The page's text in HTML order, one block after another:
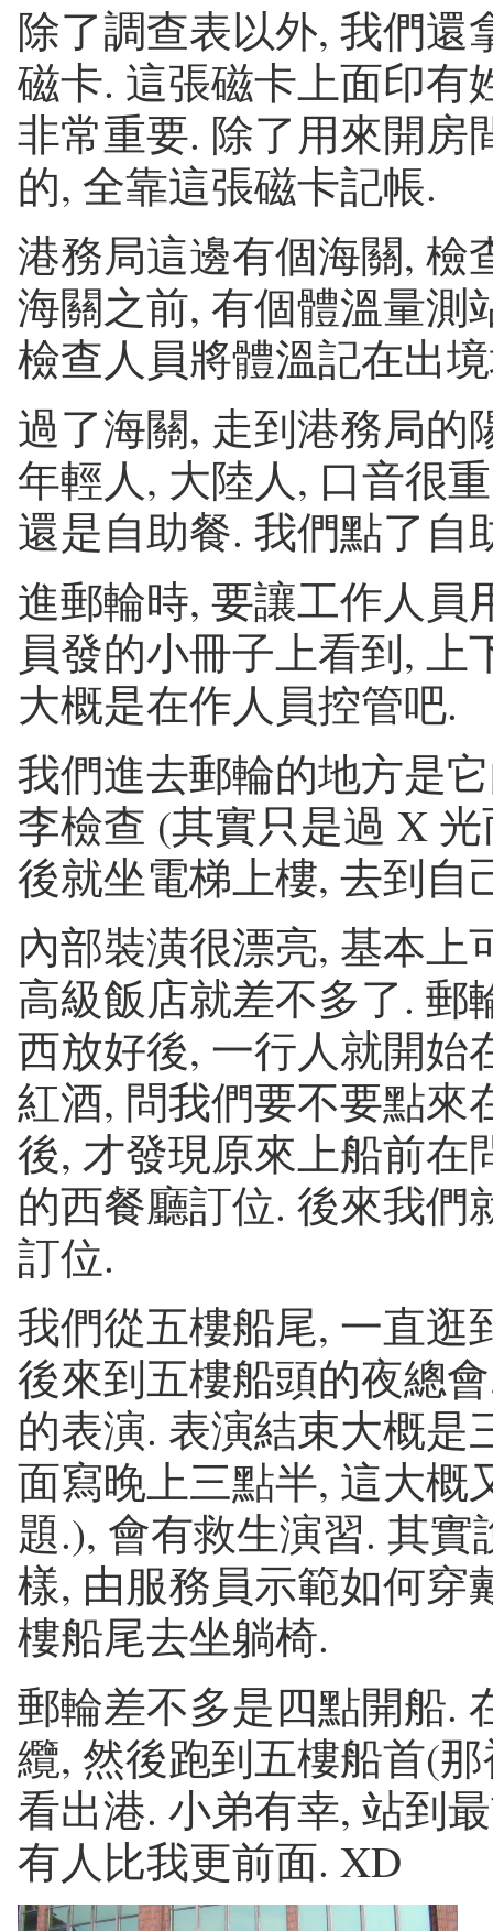
除了調查表以外, 我們還
磁卡. 這張磁卡上面印有
非常重要. 除了用來開房
的, 全靠這張磁卡記帳.
港務局這邊有個海關, 檢
海關之前, 有個體溫量測
檢查人員將體溫記在出
過了海關, 走到港務局的
年輕人, 大陸人, 口音很
還是自助餐. 我們點了自
進郵輪時, 要讓工作人員
員發的小冊子上看到,
大概是在作人員控管吧.
我們進去郵輪的地方是
李檢查 (其實只是過 X
後就坐電梯上樓, 去到自
內部裝潢很漂亮, 基本
高級飯店就差不多了. 郵
西放好後, 一行人就開始
紅酒, 問我們要不要點來
後, 才發現原來上船前在
的西餐廳訂位. 後來我們
訂位.
我們從五樓船尾, 一直逛
後來到五樓船頭的夜總
的表演. 表演結束大概是
面寫晚上三點半, 這大概
題.), 會有救生演習. 其
樣, 由服務員示範如何穿
樓船尾去坐躺椅.
郵輪差不多是四點開船.
纜, 然後跑到五樓船首(
看出港. 小弟有幸, 站到
有人比我更前面. XD